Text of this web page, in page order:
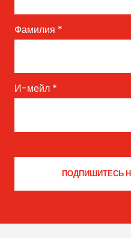
Фамилия *
И-мейл *